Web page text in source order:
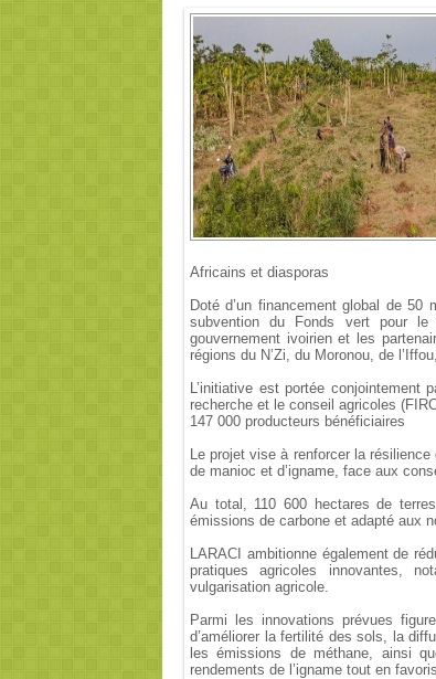
Africains et diasporas
Doté d’un financement global de
subvention du Fonds vert pour
gouvernement ivoirien et les
régions du N’Zi, du Moronou, de
L’initiative est portée conjointement
recherche et le conseil agricoles
147 000 producteurs bénéficiaires
Le projet vise à renforcer la
de manioc et d’igname, face aux
Au total, 110 600 hectares de
émissions de carbone et adapté aux
LARACI ambitionne également de
pratiques agricoles innovantes,
vulgarisation agricole.
Parmi les innovations prévues
d’améliorer la fertilité des sols, la
les émissions de méthane, ainsi
rendements de l’igname tout en